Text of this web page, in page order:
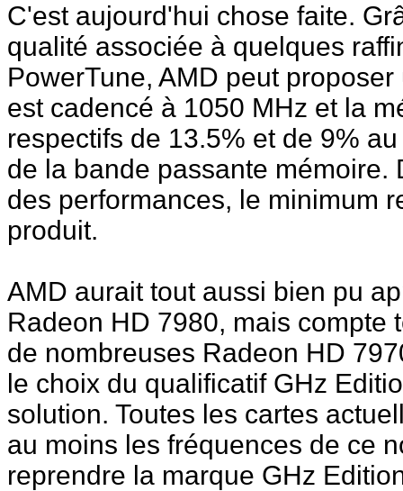
C'est aujourd'hui chose faite.
qualité associée à quelques
PowerTune, AMD peut
est cadencé à 1050 MHz et la
respectifs de 13.5% et de 9%
de la bande passante
des performances, le minimum
produit.
AMD aurait tout aussi bien pu
Radeon HD 7980, mais compte
de nombreuses Radeon HD
le choix du qualificatif GHz
solution. Toutes les cartes
au moins les fréquences de ce
reprendre la marque GHz